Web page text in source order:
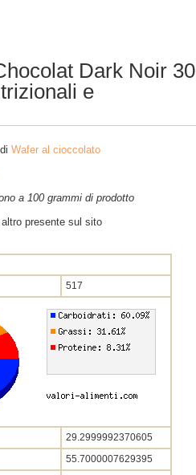
Dark Noir 30
e
Wafer al cioccolato
a 100 grammi di prodotto
presente sul sito
517
29.2999992370605
55.7000007629395